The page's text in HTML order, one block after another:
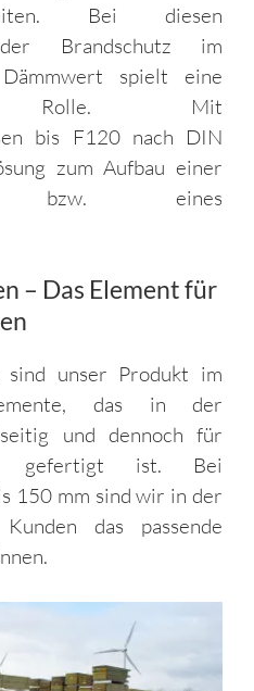
Bei diesen
Brandschutz im
spielt eine
Rolle. Mit
bis F120 nach DIN
zum Aufbau einer
bzw. eines
– Das Element für
sind unser Produkt im
das in der
und dennoch für
gefertigt ist. Bei
150 mm sind wir in der
das passende